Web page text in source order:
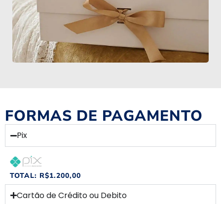
FORMAS DE PAGAMENTO
Pix
TOTAL: R$1.200,00
Cartão de Crédito ou Debito